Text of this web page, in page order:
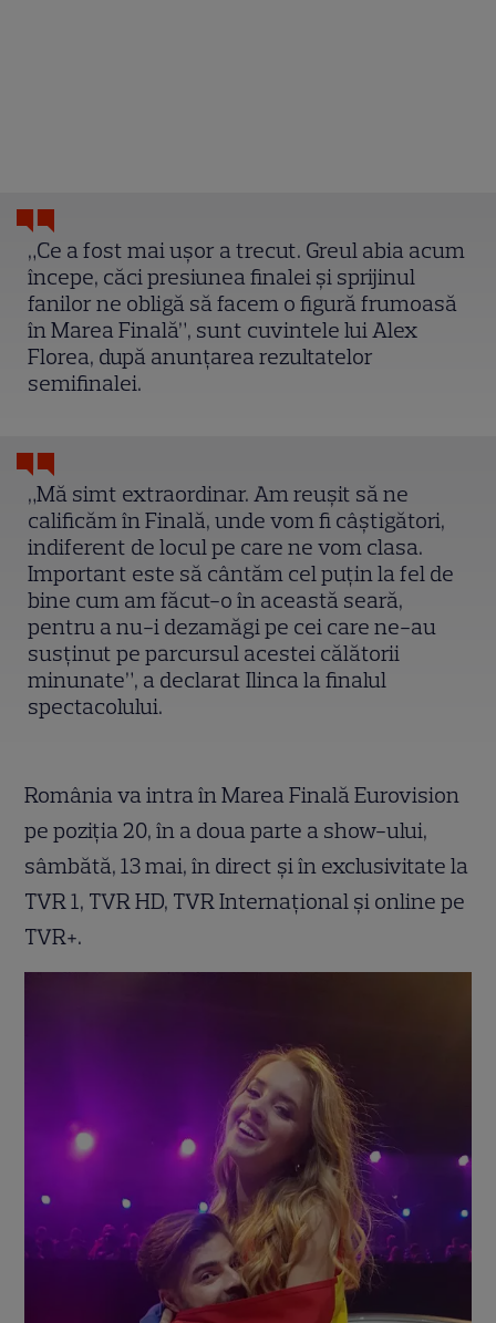
„Ce a fost mai uşor a trecut. Greul abia acum
începe, căci presiunea finalei şi sprijinul
fanilor ne obligă să facem o figură frumoasă
în Marea Finală”, sunt cuvintele lui Alex
Florea, după anunţarea rezultatelor
semifinalei.
„Mă simt extraordinar. Am reuşit să ne
calificăm în Finală, unde vom fi câştigători,
indiferent de locul pe care ne vom clasa.
Important este să cântăm cel puţin la fel de
bine cum am făcut-o în această seară,
pentru a nu-i dezamăgi pe cei care ne-au
susţinut pe parcursul acestei călătorii
minunate”, a declarat Ilinca la finalul
spectacolului.
România va intra în Marea Finală Eurovision
pe poziția 20, în a doua parte a show-ului,
sâmbătă, 13 mai, în direct şi în exclusivitate la
TVR 1, TVR HD, TVR Internaţional şi online pe
TVR+.